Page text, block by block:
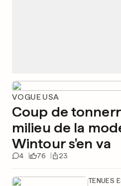
VOGUE USA
Coup de
milieu de la
Wintour s'en va
4 76 23
TENUES